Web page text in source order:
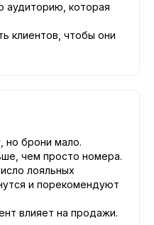
аудиторию, которая
клиентов, чтобы они
но брони мало.
чем просто номера.
лояльных
и порекомендуют
влияет на продажи.